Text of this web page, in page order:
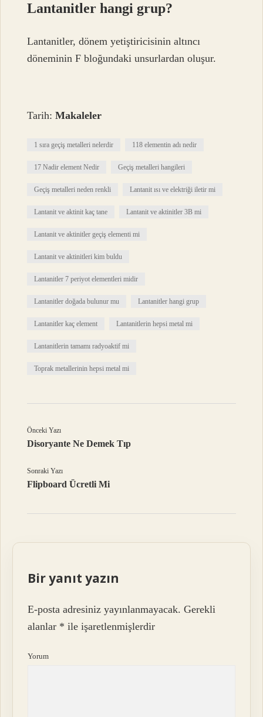
Lantanitler hangi grup?
Lantanitler, dönem yetiştiricisinin altıncı
döneminin F bloğundaki unsurlardan oluşur.
Tarih:Makaleler
1 sıra geçiş metalleri nelerdir 118 elementin adı nedir
17 Nadir element Nedir Geçiş metalleri hangileri
Geçiş metalleri neden renkli Lantanit ısı ve elektriği iletir mi
Lantanit ve aktinit kaç tane Lantanit ve aktinitler 3B mi
Lantanit ve aktinitler geçiş elementi mi
Lantanit ve aktinitleri kim buldu
Lantanitler 7 periyot elementleri midir
Lantanitler doğada bulunur mu Lantanitler hangi grup
Lantanitler kaç element Lantanitlerin hepsi metal mi
Lantanitlerin tamamı radyoaktif mi
Toprak metallerinin hepsi metal mi
Önceki Yazı
Disoryante Ne Demek Tıp
Sonraki Yazı
Flipboard Ücretli Mi
Bir yanıt yazın
E-posta adresiniz yayınlanmayacak. Gerekli
alanlar * ile işaretlenmişlerdir
Yorum